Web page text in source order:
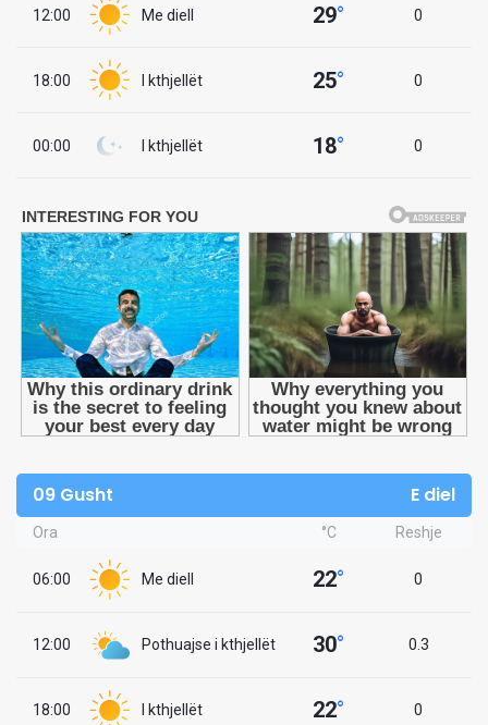
12:00 Me diell 29° 0
18:00 I kthjellët 25° 0
00:00 I kthjellët 18° 0
09 Gusht E diel
Ora °C Reshje
06:00 Me diell 22° 0
12:00 Pothuajse i kthjellët 30° 0.3
18:00 I kthjellët 22° 0